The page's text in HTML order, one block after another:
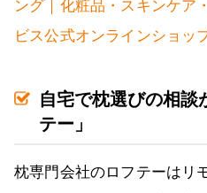
ング｜化粧品・スキンケア
ビス公式オンラインショッ
自宅で枕選びの相談
テー」
枕専門会社のロフテーはリ